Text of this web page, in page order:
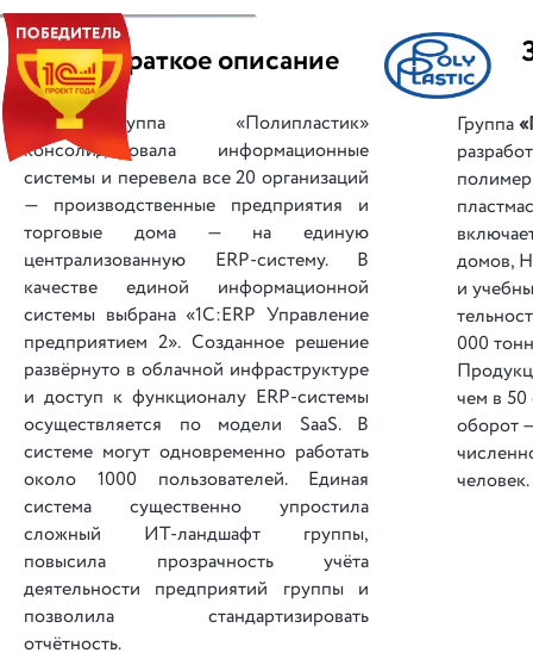
|| Краткое описание
Группа «Полипластик»
консолидировала информационные
сис­те­мы и перевела все 20 организаций
— производственные пред­при­я­тия и
торговые дома — на единую
централизованную ERP-систему. В
качестве единой информационной
системы выбрана «1С:ERP Управление
предприятием 2». Созданное решение
раз­вёр­ну­то в облачной инфраструктуре
и доступ к функционалу ERP-системы
осуществляется по модели SaaS. В
системе могут одновременно работать
около 1000 пользователей. Единая
система существенно упростила
сложный ИТ-ландшафт группы,
повысила прозрачность учёта
деятельности предприятий группы и
позволила стандартизировать
отчётность.
Группа
домов,
и
000
чем в 50
оборот
человек.